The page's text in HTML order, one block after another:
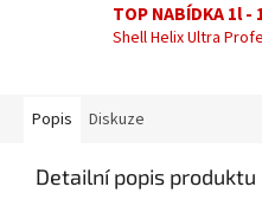
TOP NABÍDKA 1l -
Shell Helix Ultra
Popis Diskuze
Detailní popis produktu